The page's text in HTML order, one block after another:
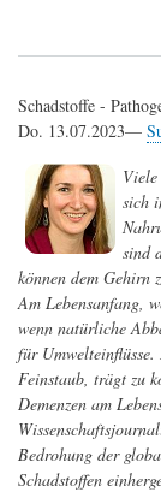
Schadstoffe -
Do. 13.07.2023—
Viele
sich
sind
können dem Gehirn
Am Lebensanfang,
wenn natürliche
für Umwelteinflüsse.
Feinstaub, trägt zu
Demenzen am
Bedrohung der
Schadstoffen